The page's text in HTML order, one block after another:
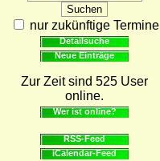
nur zukünftige Termine
Detailsuche
Neue Einträge
Zur Zeit sind 525 User
online.
Wer ist online?
RSS-Feed
iCalendar-Feed